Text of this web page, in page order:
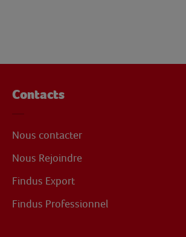
Contacts
Nous contacter
Nous Rejoindre
Findus Export
Findus Professionnel